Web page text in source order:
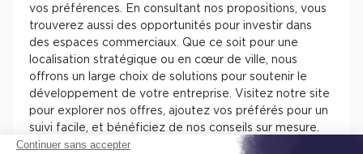
vos préférences. En consultant nos propositions, vous
trouverez aussi des opportunités pour investir dans
des espaces commerciaux. Que ce soit pour une
localisation stratégique ou en cœur de ville, nous
offrons un large choix de solutions pour soutenir le
développement de votre entreprise. Visitez notre site
pour explorer nos offres, ajoutez vos préférés pour un
suivi facile, et bénéficiez de nos conseils sur mesure.
Chez Cushman & Wakefield, nous nous engageons à
Continuer sans accepter